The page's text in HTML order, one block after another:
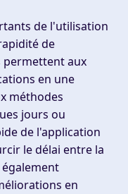
de l'utilisation
de
permettent aux
en une
méthodes
jours ou
de l'application
le délai entre la
en